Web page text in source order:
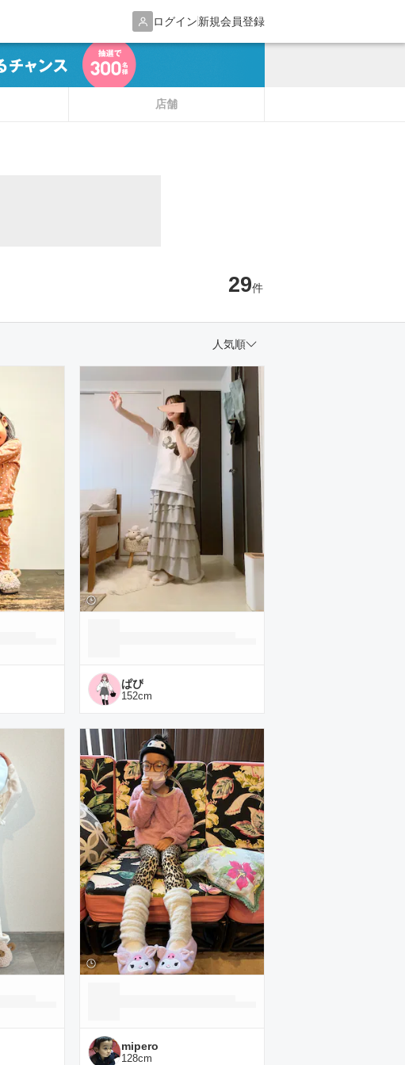
ログイン新規会員登録
店舗
29件
人気順
ぱぴ
152cm
mipero
128cm